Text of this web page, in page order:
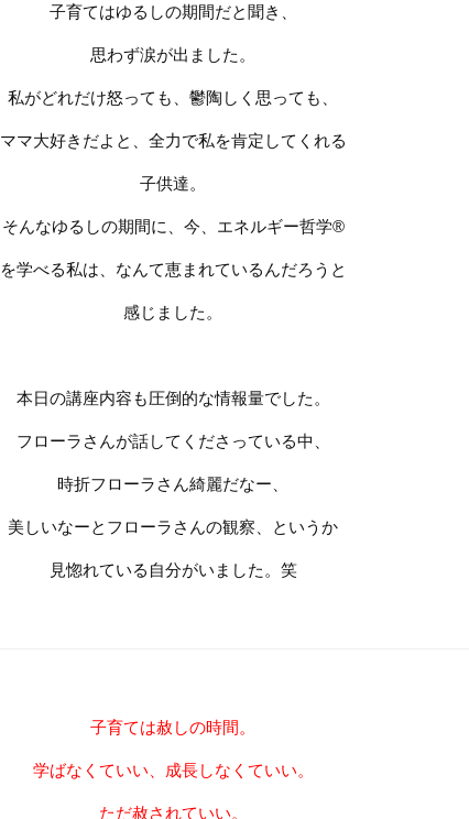
子育てはゆるしの期間だと聞き、
思わず涙が出ました。
私がどれだけ怒っても、鬱陶しく思っても、
ママ大好きだよと、全力で私を肯定してくれる
子供達。
そんなゆるしの期間に、今、エネルギー哲学®︎
を学べる私は、なんて恵まれているんだろうと
感じました。
本日の講座内容も圧倒的な情報量でした。
フローラさんが話してくださっている中、
時折フローラさん綺麗だなー、
美しいなーとフローラさんの観察、というか
見惚れている自分がいました。笑
子育ては赦しの時間。
学ばなくていい、成長しなくていい。
ただ赦されていい。